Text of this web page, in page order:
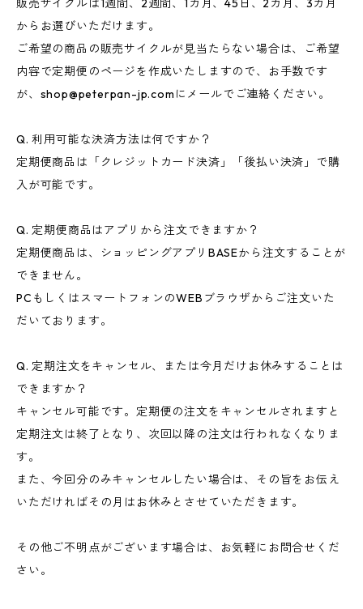
販売サイクルは1週間、2週間、1カ月、45日、2カ月、3カ月
からお選びいただけます。
ご希望の商品の販売サイクルが見当たらない場合は、ご希望
内容で定期便のページを作成いたしますので、お手数です
が、 shop@peterpan-jp.com にメールでご連絡ください。
Q. 利用可能な決済方法は何ですか？
定期便商品は「クレジットカード決済」「後払い決済」で購
入が可能です。
Q. 定期便商品はアプリから注文できますか？
定期便商品は、ショッピングアプリBASEから注文することが
できません。
PCもしくはスマートフォンのWEBブラウザからご注文いた
だいております。
Q. 定期注文をキャンセル、または今月だけお休みすることは
できますか？
キャンセル可能です。定期便の注文をキャンセルされますと
定期注文は終了となり、次回以降の注文は行われなくなりま
す。
また、今回分のみキャンセルしたい場合は、その旨をお伝え
いただければその月はお休みとさせていただきます。
その他ご不明点がございます場合は、お気軽にお問合せくだ
さい。